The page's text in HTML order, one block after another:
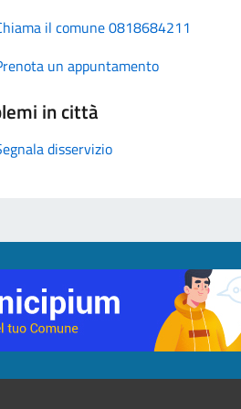
il comune 0818684211
un appuntamento
in città
disservizio